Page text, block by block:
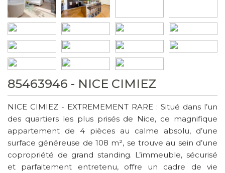
85463946 - NICE CIMIEZ
NICE CIMIEZ - EXTREMEMENT RARE : Situé dans l’un
des quartiers les plus prisés de Nice, ce magnifique
appartement de 4 pièces au calme absolu, d’une
surface généreuse de 108 m², se trouve au sein d’une
copropriété de grand standing. L’immeuble, sécurisé
et parfaitement entretenu, offre un cadre de vie